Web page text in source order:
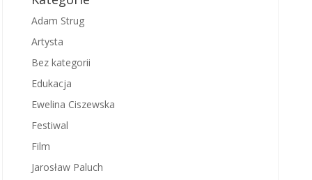
Adam Strug
Artysta
Bez kategorii
Edukacja
Ewelina Ciszewska
Festiwal
Film
Jarosław Paluch